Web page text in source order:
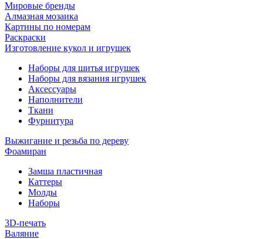
Мировые бренды
Алмазная мозаика
Картины по номерам
Раскраски
Изготовление кукол и игрушек
Наборы для шитья игрушек
Наборы для вязания игрушек
Аксессуары
Наполнители
Ткани
Фурнитура
Выжигание и резьба по дереву
Фоамиран
Замша пластичная
Каттеры
Молды
Наборы
3D-печать
Валяние